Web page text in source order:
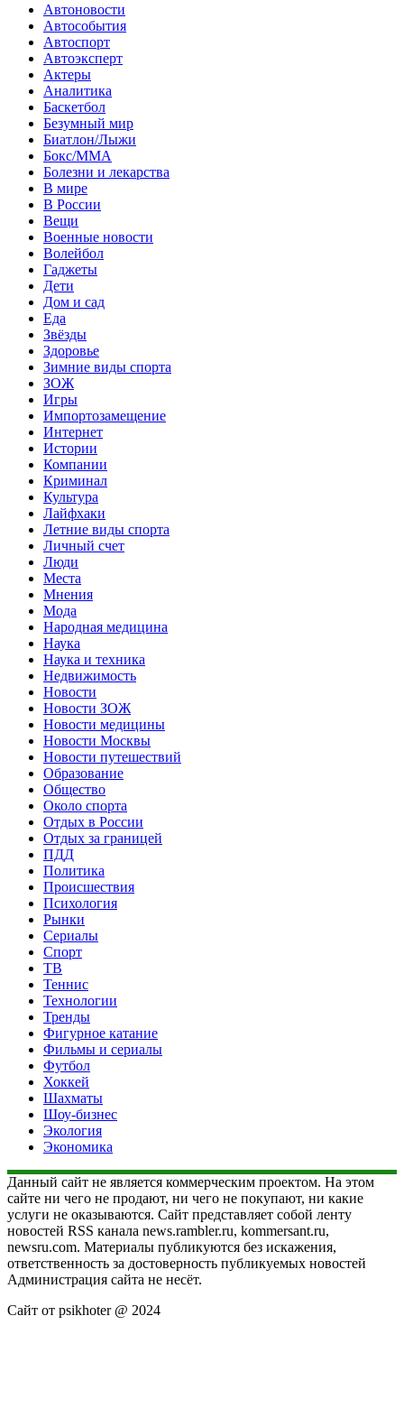
Автоновости
Автособытия
Автоспорт
Автоэксперт
Актеры
Аналитика
Баскетбол
Безумный мир
Биатлон/Лыжи
Бокс/MMA
Болезни и лекарства
В мире
В России
Вещи
Военные новости
Волейбол
Гаджеты
Дети
Дом и сад
Еда
Звёзды
Здоровье
Зимние виды спорта
ЗОЖ
Игры
Импортозамещение
Интернет
Истории
Компании
Криминал
Культура
Лайфхаки
Летние виды спорта
Личный счет
Люди
Места
Мнения
Мода
Народная медицина
Наука
Наука и техника
Недвижимость
Новости
Новости ЗОЖ
Новости медицины
Новости Москвы
Новости путешествий
Образование
Общество
Около спорта
Отдых в России
Отдых за границей
ПДД
Политика
Происшествия
Психология
Рынки
Сериалы
Спорт
ТВ
Теннис
Технологии
Тренды
Фигурное катание
Фильмы и сериалы
Футбол
Хоккей
Шахматы
Шоу-бизнес
Экология
Экономика
Данный сайт не является коммерческим проектом. На этом
сайте ни чего не продают, ни чего не покупают, ни какие
услуги не оказываются. Сайт представляет собой ленту
новостей RSS канала news.rambler.ru, kommersant.ru,
newsru.com. Материалы публикуются без искажения,
ответственность за достоверность публикуемых новостей
Администрация сайта не несёт.
Сайт от psikhoter @ 2024